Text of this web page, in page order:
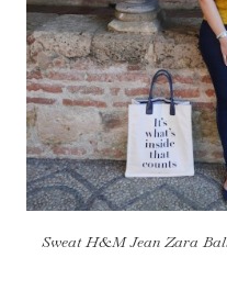
Sweat H&M Jean Zara